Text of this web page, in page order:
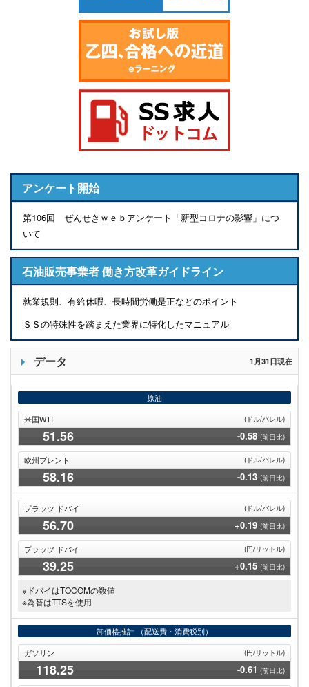
アンケート開始
第106回 ぜんせきｗｅｂアンケート「新型コロナの影響」につ
いて
石油販売事業者 働き方改革ガイドライン
就業規則、有給休暇、長時間労働是正などのポイント
ＳＳの特殊性を踏まえた業界に特化したマニュアル
データ 1月31日現在
原油
米国WTI
(ドル/バレル)
51.56 -0.58 (前日比)
欧州ブレント (ドル/バレル)
58.16 -0.13 (前日比)
プラッツ ドバイ (ドル/バレル)
56.70 +0.19 (前日比)
プラッツ ドバイ (円/リットル)
39.25 +0.15 (前日比)
※ドバイはTOCOMの数値
※為替はTTSを使用
卸価格推計
（配送費・消費税別）
ガソリン
(円/リットル)
118.25 -0.61 (前日比)